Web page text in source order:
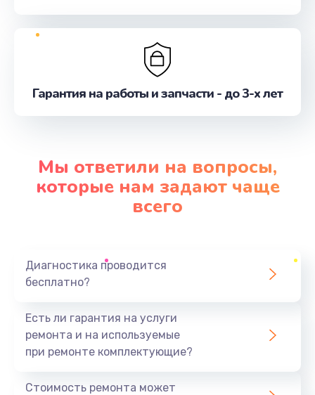
Гарантия на работы и запчасти - до 3-х лет
Мы ответили на вопросы,
которые нам задают чаще
всего
Диагностика проводится
бесплатно?
Есть ли гарантия на услуги
ремонта и на используемые
при ремонте комплектующие?
Стоимость ремонта может